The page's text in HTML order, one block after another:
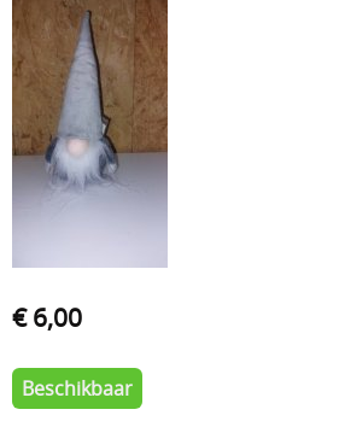
Kerstartikelen
Juwelenonderdelen
Powertex (textielverharder)
Styropor
Uitverkoop
Mijn account
Workshops
Blog
€ 6,00
Beschikbaar